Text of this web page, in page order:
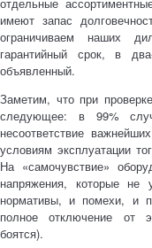
имеют запас
ограничиваем наших
гарантийный срок, в
объявленный.
Заметим, что при
следующее: в 99%
несоответствие
условиям эксплуатации
На «самочувствие»
напряжения, которые не
нормативы, и помехи, и
полное отключение от
боятся).